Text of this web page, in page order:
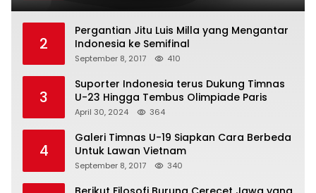
2
Pergantian Jitu Luis Milla yang Mengantar
Indonesia ke Semifinal
September 8, 2017 410
3
Suporter Indonesia terus Dukung Timnas
U-23 Hingga Tembus Olimpiade Paris
April 30, 2024 364
4
Galeri Timnas U-19 Siapkan Cara Berbeda
Untuk Lawan Vietnam
September 8, 2017 340